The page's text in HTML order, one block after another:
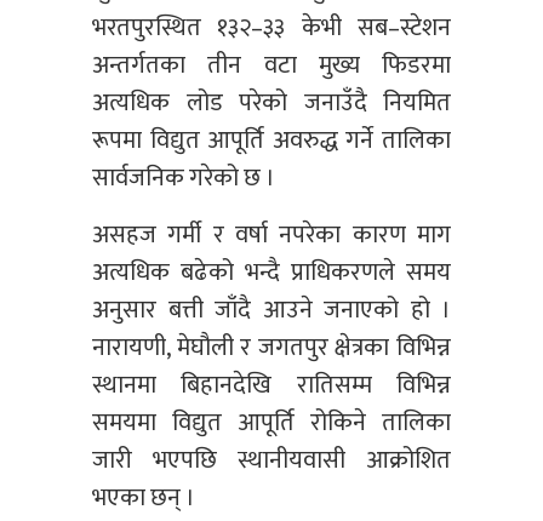
भरतपुरस्थित १३२–३३ केभी सब–स्टेशन
अन्तर्गतका तीन वटा मुख्य फिडरमा
अत्यधिक लोड परेको जनाउँदै नियमित
रूपमा विद्युत आपूर्ति अवरुद्ध गर्ने तालिका
सार्वजनिक गरेको छ ।
असहज गर्मी र वर्षा नपरेका कारण माग
अत्यधिक बढेको भन्दै प्राधिकरणले समय
अनुसार बत्ती जाँदै आउने जनाएको हो ।
नारायणी, मेघौली र जगतपुर क्षेत्रका विभिन्न
स्थानमा बिहानदेखि रातिसम्म विभिन्न
समयमा विद्युत आपूर्ति रोकिने तालिका
जारी भएपछि स्थानीयवासी आक्रोशित
भएका छन् ।